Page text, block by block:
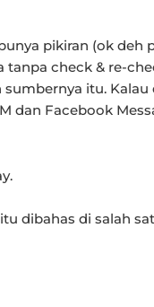
pikiran (ok deh
tanpa check & re-
itu. Kalau
dan Facebook
dibahas di salah